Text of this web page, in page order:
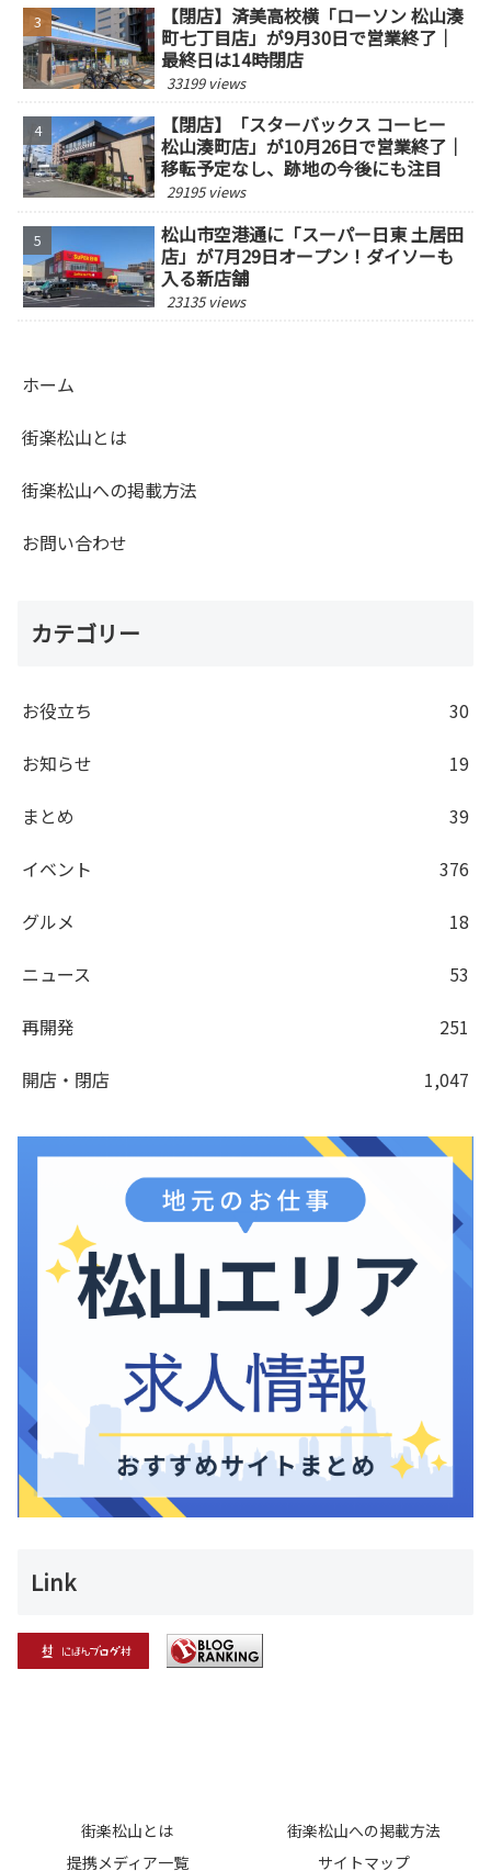
【閉店】済美高校横「ローソン 松山湊
町七丁目店」が9月30日で営業終了｜
最終日は14時閉店
33199 views
【閉店】「スターバックス コーヒー
松山湊町店」が10月26日で営業終了｜
移転予定なし、跡地の今後にも注目
29195 views
松山市空港通に「スーパー日東 土居田
店」が7月29日オープン！ダイソーも
入る新店舗
23135 views
ホーム
街楽松山とは
街楽松山への掲載方法
お問い合わせ
カテゴリー
お役立ち
30
お知らせ
19
まとめ
39
イベント
376
グルメ
18
ニュース
53
再開発
251
開店・閉店
1,047
Link
街楽松山とは
街楽松山への掲載方法
提携メディア一覧
サイトマップ